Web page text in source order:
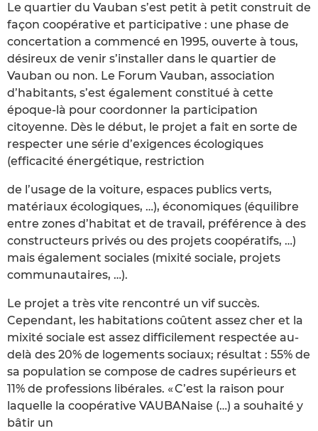
Le quartier du Vauban s’est petit à petit construit de
façon coopérative et participative : une phase de
concertation a commencé en 1995, ouverte à tous,
désireux de venir s’installer dans le quartier de
Vauban ou non. Le Forum Vauban, association
d’habitants, s’est également constitué à cette
époque-là pour coordonner la participation
citoyenne. Dès le début, le projet a fait en sorte de
respecter une série d’exigences écologiques
(efficacité énergétique, restriction
de l’usage de la voiture, espaces publics verts,
matériaux écologiques, …), économiques (équilibre
entre zones d’habitat et de travail, préférence à des
constructeurs privés ou des projets coopératifs, …)
mais également sociales (mixité sociale, projets
communautaires, …).
Le projet a très vite rencontré un vif succès.
Cependant, les habitations coûtent assez cher et la
mixité sociale est assez difficilement respectée au-
delà des 20% de logements sociaux; résultat : 55% de
sa population se compose de cadres supérieurs et
11% de professions libérales. « C’est la raison pour
laquelle la coopérative VAUBANaise (…) a souhaité y
bâtir un